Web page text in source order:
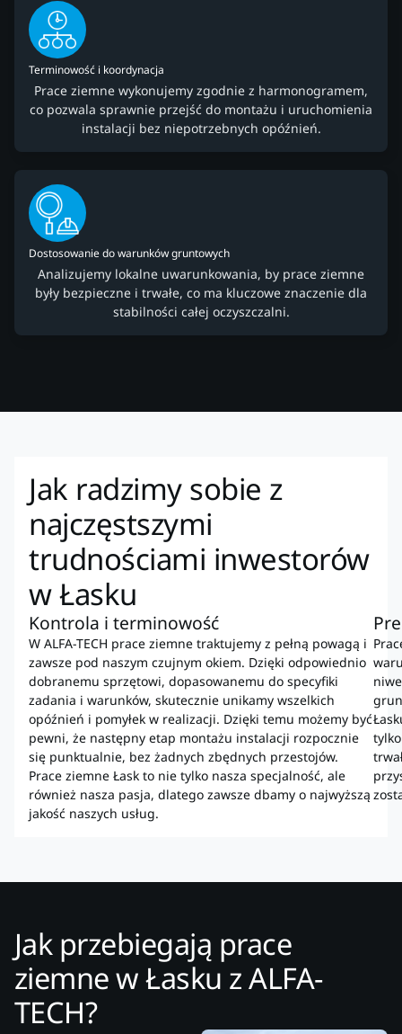
Terminowość i koordynacja
Prace ziemne wykonujemy zgodnie z harmonogramem,
co pozwala sprawnie przejść do montażu i uruchomienia
instalacji bez niepotrzebnych opóźnień.
Dostosowanie do warunków gruntowych
Analizujemy lokalne uwarunkowania, by prace ziemne
były bezpieczne i trwałe, co ma kluczowe znaczenie dla
stabilności całej oczyszczalni.
Jak radzimy sobie z
najczęstszymi
trudnościami inwestorów
w Łasku
Kontrola i terminowość
W ALFA-TECH prace ziemne traktujemy z pełną powagą i
zawsze pod naszym czujnym okiem. Dzięki odpowiednio
dobranemu sprzętowi, dopasowanemu do specyfiki
zadania i warunków, skutecznie unikamy wszelkich
opóźnień i pomyłek w realizacji. Dzięki temu możemy być
pewni, że następny etap montażu instalacji rozpocznie
się punktualnie, bez żadnych zbędnych przestojów.
Prace ziemne Łask to nie tylko nasza specjalność, ale
również nasza pasja, dlatego zawsze dbamy o najwyższą
jakość naszych usług.
Jak przebiegają prace
ziemne w Łasku z ALFA-
TECH?